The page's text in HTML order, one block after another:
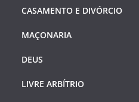
CASAMENTO E DIVÓRCIO
MAÇONARIA
DEUS
LIVRE ARBÍTRIO